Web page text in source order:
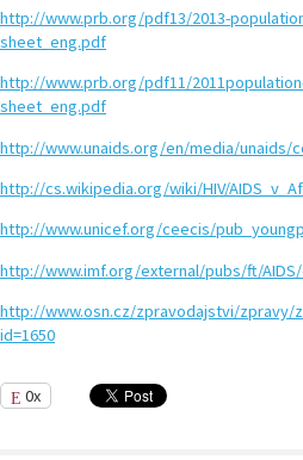
http://www.prb.org/pdf13/2013-
sheet_eng.pdf
http://www.prb.org/pdf11/
sheet_eng.pdf
http://www.unaids.org/en/media/unaids/
http://cs.wikipedia.org/wiki/HIV/
http://www.unicef.org/ceecis/
http://www.imf.org/external/pubs/ft/
http://www.osn.cz/zpravodajstvi/zpravy/
id=1650
0x